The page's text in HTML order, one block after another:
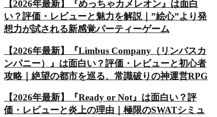
【2026年最新】『めっちゃカメレオン』は面白
い？評価・レビューと魅力を解説｜”絵心”より発
想力が試される新感覚パーティーゲーム
【2026年最新】『Limbus Company（リンバスカ
ンパニー）』は面白い？評価・レビューと初心者
攻略｜絶望の都市を巡る、常識破りの神運営RPG
【2026年最新】『Ready or Not』は面白い？評
価・レビューと炎上の理由｜極限のSWATシミュ